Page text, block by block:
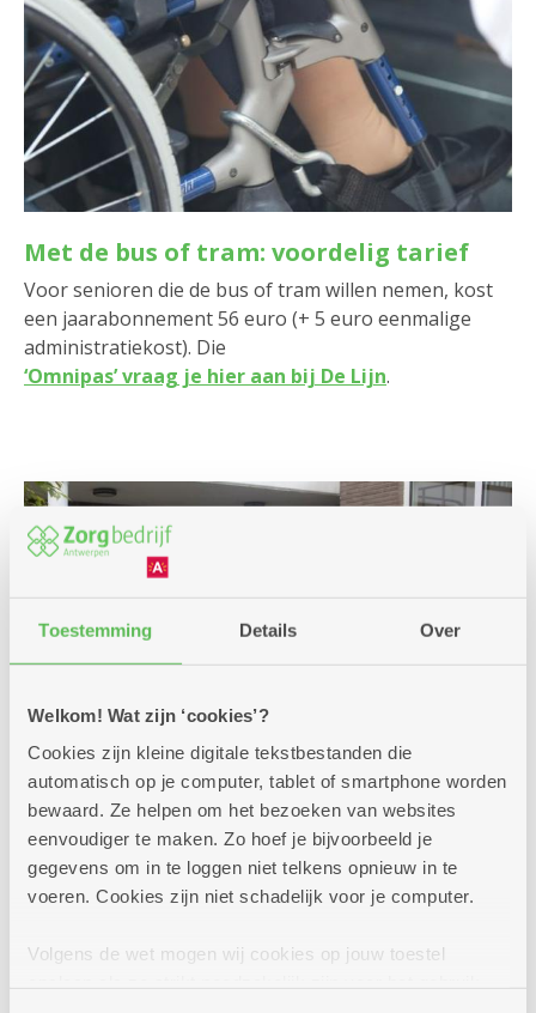
Toestemming Details Over
Welkom! Wat zijn ‘cookies’?
Cookies zijn kleine digitale tekstbestanden die
automatisch op je computer, tablet of smartphone worden
bewaard. Ze helpen om het bezoeken van websites
eenvoudiger te maken. Zo hoef je bijvoorbeeld je
gegevens om in te loggen niet telkens opnieuw in te
voeren. Cookies zijn niet schadelijk voor je computer.
Volgens de wet mogen wij cookies op jouw toestel
Met de bus of tram: voordelig tarief
Voor senioren die de bus of tram willen nemen, kost
een jaarabonnement 56 euro (+ 5 euro eenmalige
administratiekost). Die
‘Omnipas’ vraag je hier aan bij De Lijn.
Een premie of andere
financiële steun?
Voor jouw verplaatsingen met de auto, een bus,